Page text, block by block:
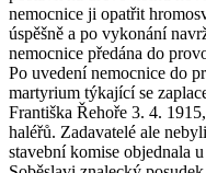
nemocnice ji opatřit
úspěšně a po vykonání
nemocnice předána do
Po uvedení nemocnice do
martyrium týkající se
Františka Řehoře 3. 4.
haléřů. Zadavatelé ale
stavební komise objednala